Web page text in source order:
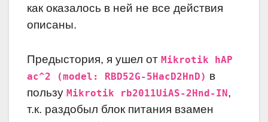
как оказалось в ней не все действия
описаны.
Предыстория, я ушел от Mikrotik hAP
ac^2 (model: RBD52G-5HacD2HnD) в
пользу Mikrotik rb2011UiAS-2Hnd-IN ,
т.к. раздобыл блок питания взамен